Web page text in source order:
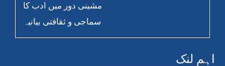
مشینی دور میں ادب کا
سماجی و ثقافتی بیانیہ
اہم لنک